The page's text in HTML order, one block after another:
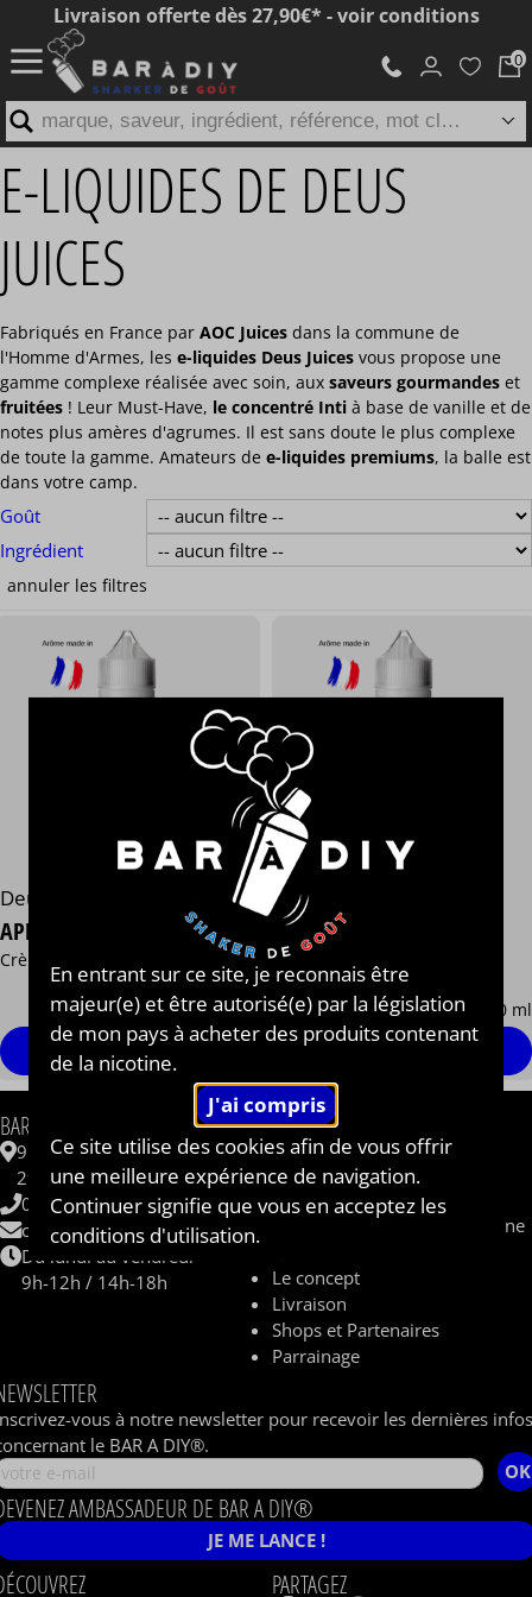
E-LIQUIDES DE DEUS
JUICES
Fabriqués en France par AOC Juices dans la commune de
l'Homme d'Armes, les e-liquides Deus Juices vous propose une
gamme complexe réalisée avec soin, aux saveurs gourmandes et
fruitées ! Leur Must-Have, le concentré Inti à base de vanille et de
notes plus amères d'agrumes. Il est sans doute le plus complexe
de toute la gamme. Amateurs de e-liquides premiums, la balle est
dans votre camp.
Goût
Ingrédient
Deus Juices
APHRODITE
Crème vanille, pêche et abricot
13,90 € / 50 ml
Personnaliser
Deus Juices
THOR
Sirop d'érable et liqueur de
whisky
13,90 €
/ 50 ml
BAR A DIY®
9 ZAC de Kergrist
29430 PLOUESCAT
06 62 48 62 33
contact@baradiy.com
Du lundi au vendredi
9h-12h / 14h-18h
INFORMATIONS
Contactez-nous
Questions fréquentes
CBD
Sel de nicotine / nicotine saline
Le concept
Livraison
Shops et Partenaires
Parrainage
vous à notre newsletter pour recevoir les dernières
le BAR A DIY®.
OK
AMBASSADEUR DE BAR A DIY®
JE ME LANCE !
PARTAGEZ
En entrant sur ce site, je reconnais être
majeur(e) et être autorisé(e) par la législation
de mon pays à acheter des produits contenant
de la nicotine.
Ce site utilise des cookies afin de vous offrir
une meilleure expérience de navigation.
Continuer signifie que vous en acceptez les
conditions d'utilisation.
Livraison offerte dès 27,90€* - voir conditions
marque, saveur, ingrédient, référence, mot clé...